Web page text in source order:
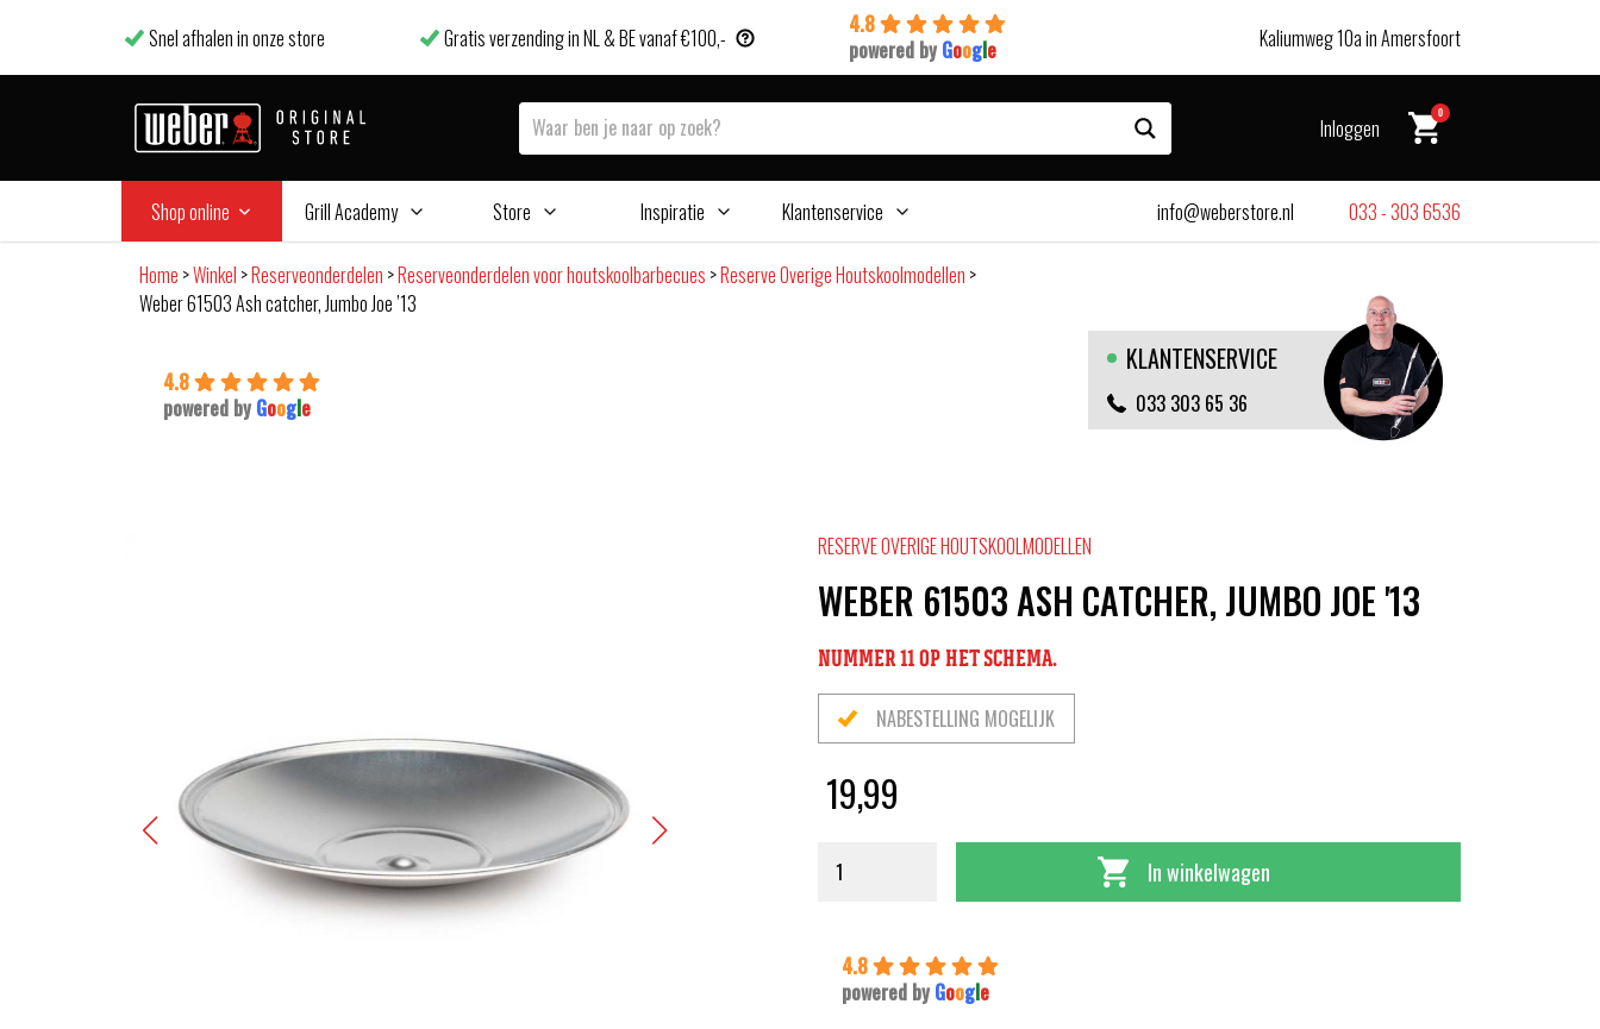
Snel afhalen in onze store Gratis verzending in NL & BE vanaf €100,-
4.8
powered by Google Kaliumweg 10a in Amersfoort
Inloggen
0
Shop online Grill Academy Store Inspiratie Klantenservice info@weberstore.nl 033 - 303 6536
Home >Winkel >Reserveonderdelen >Reserveonderdelen voor houtskoolbarbecues >Reserve Overige Houtskoolmodellen >
Weber 61503 Ash catcher, Jumbo Joe ’13
4.8
powered by Google
KLANTENSERVICE
033 303 65 36
RESERVE OVERIGE HOUTSKOOLMODELLEN
WEBER 61503 ASH CATCHER, JUMBO JOE '13
NUMMER 11 OP HET SCHEMA.
NABESTELLING MOGELIJK
19,99
In winkelwagen
4.8
powered by Google